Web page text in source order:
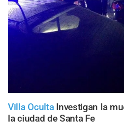
Villa Oculta Investigan la
la ciudad de Santa Fe